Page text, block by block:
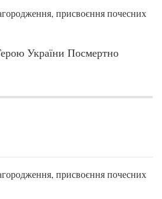
присвоєння почесних
України Посмертно
присвоєння почесних